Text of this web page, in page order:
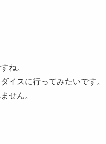
ね。
イスに行ってみたいです。
せん。